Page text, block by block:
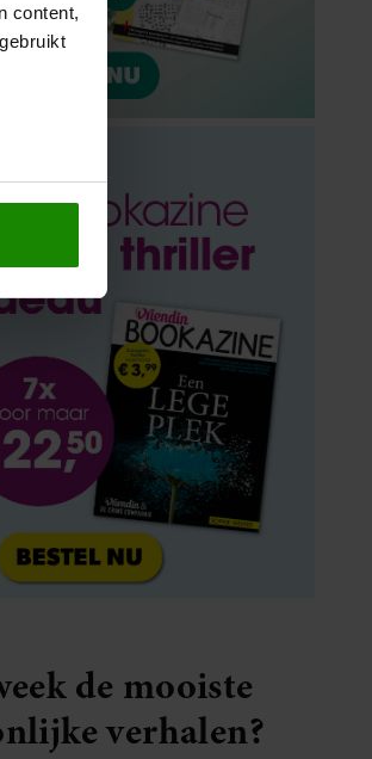
content,
ons
ze heeft
als u
de mooiste
verhalen?